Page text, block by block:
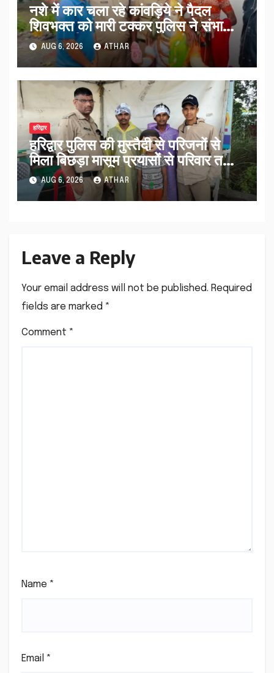
नशे में कार चला रहे कांवड़िये ने पैदल
शिवभक्त को मारी टक्कर पुलिस ने संभाला
मामला नई कांवड़ देकर रवाना किया…
AUG 6, 2026 ATHAR
हरिद्वार
हरिद्वार पुलिस की मुस्तैदी से परिजनों से
मिला बिछड़ा मासूम प्रयासों से परिवार तक
पहुंचा काशी…
AUG 6, 2026 ATHAR
Leave a Reply
Your email address will not be published. Required
fields are marked *
Comment *
Name *
Email *